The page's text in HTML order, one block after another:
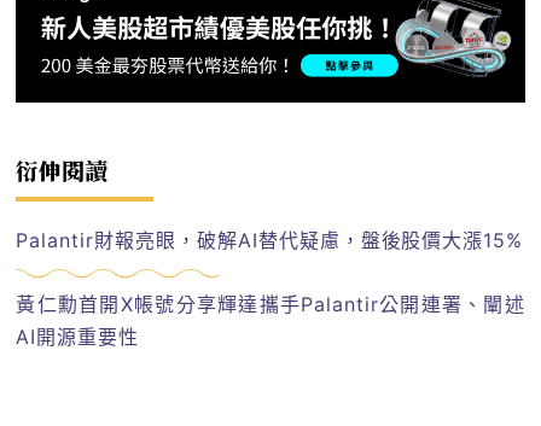
衍伸閱讀
Palantir財報亮眼，破解AI替代疑慮，盤後股價大漲15%
黃仁勳首開X帳號分享輝達攜手Palantir公開連署、闡述
AI開源重要性